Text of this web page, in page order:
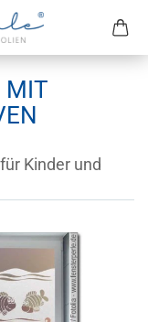
MIT
Kinder und